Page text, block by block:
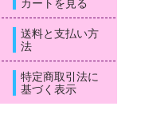
カートを見る
送料と支払い方
法
特定商取引法に
基づく表示